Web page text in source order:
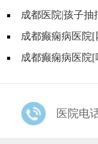
戊酸钠常见的不良
成都医院|孩子
的?成都癫痫病医院
是多少?
成都癫痫病医院
医院电